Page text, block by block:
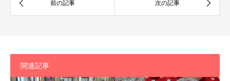
関連記事